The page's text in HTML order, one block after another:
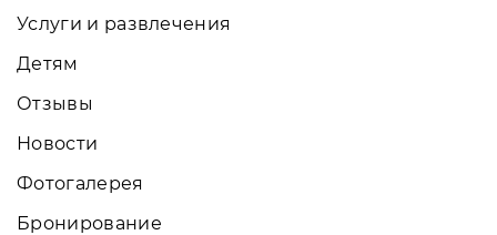
Услуги и развлечения
Детям
Отзывы
Новости
Фотогалерея
Бронирование